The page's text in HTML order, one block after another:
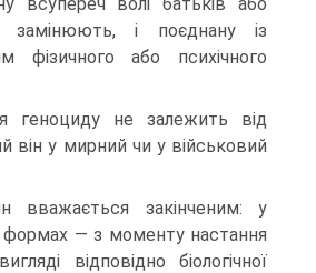
замінюють, і поєднану із
фізичного або психічного
геноциду не залежить від
він у мирний чи у військовий
вважається закінченим: у
— з моменту настання
відповідно біологічної